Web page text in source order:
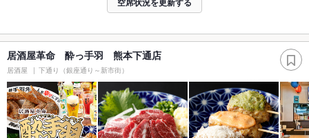
居酒屋革命 酔っ手羽 熊本下通店
居酒屋 下通り（銀座通り～新市街）